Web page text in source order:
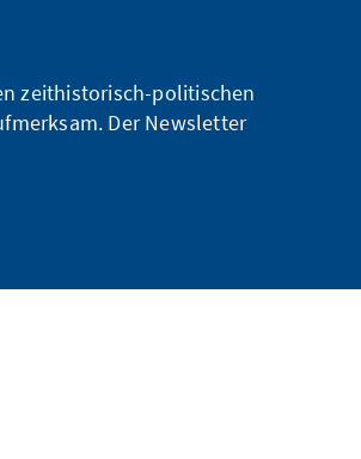
zeithistorisch-politischen
Der Newsletter